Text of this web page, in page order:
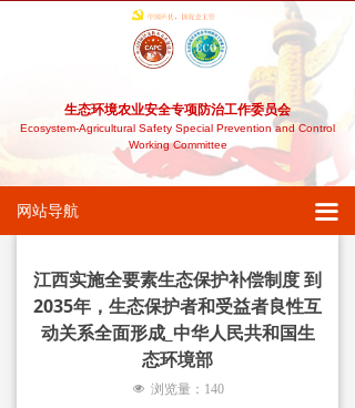
끀
→ 本会简介
→ 组织架构
军民融合
→ 农残重金属型土壤修复
→ 荒漠沙化干旱型土壤修复
网站导航
生态环境农业安全专项防治工作委员会
Ecosystem-Agricultural Safety Special Prevention and Control
Working Committee
江西实施全要素生态保护补偿制度 到
2035年，生态保护者和受益者良性互
动关系全面形成_中华人民共和国生
态环境部
넶 浏览量： 140